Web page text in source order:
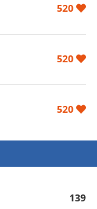
520
520
520
139